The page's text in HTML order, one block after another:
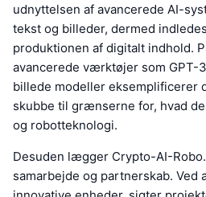
udnyttelsen af avancerede AI-
tekst og billeder, dermed
produktionen af digitalt indhold.
avancerede værktøjer som
billede modeller eksemplificerer
skubbe til grænserne for, hvad
og robotteknologi.
Desuden lægger Crypto-AI-
samarbejde og partnerskab. Ved